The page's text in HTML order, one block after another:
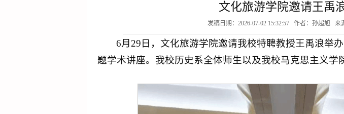
文化旅游学院邀请王禹
发稿日期：2026-07-02 15:32:57 作者：孙超旭
6月29日，文化旅游学院邀请我校特聘教授王禹浪举
题学术讲座。我校历史系全体师生以及我校马克思主义学